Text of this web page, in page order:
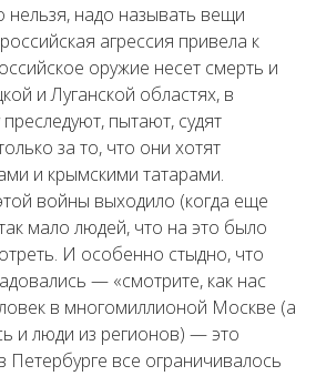
нельзя, надо называть вещи
агрессия привела к
оружие несет смерть и
и Луганской областях, в
пытают, судят
за то, что они хотят
и крымскими татарами.
войны выходило (когда еще
мало людей, что на это было
И особенно стыдно, что
— «смотрите, как нас
в многомиллионой Москве (а
и люди из регионов) — это
Петербурге все ограничивалось